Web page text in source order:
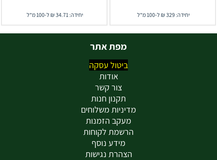
יחידה: 329 ₪ ל-100 מ"ל יחידה: 34.71 ₪ ל-100 מ"ל
מפת אתר
ביטול עסקה
אודות
צור קשר
תקנון חנות
מדיניות משלוחים
מעקב הזמנות
הרשמת לקוחות
מידע נוסף
הצהרת נגישות